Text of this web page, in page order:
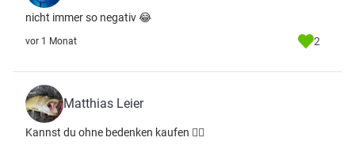
nicht immer so negativ 😂
vor 1 Monat 2
Matthias Leier
Kannst du ohne bedenken kaufen 👌🏻